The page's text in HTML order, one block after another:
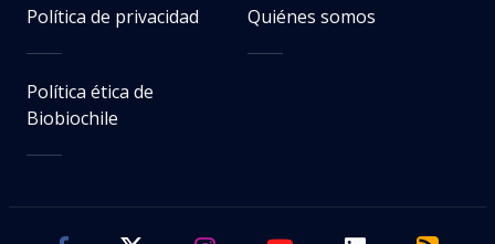
Política de privacidad Quiénes somos
Política ética de
Biobiochile